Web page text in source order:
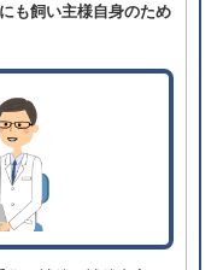
も飼い主様自身のため